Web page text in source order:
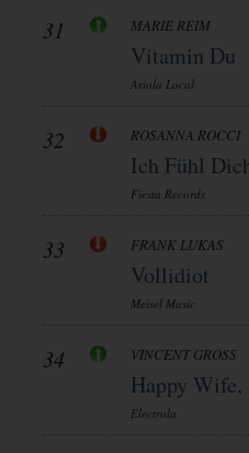
31 MARIE REIM
Vitamin Du
Ariola Local
32 ROSANNA ROCCI
Ich Fühl
Fiesta Records
33 FRANK LUKAS
Vollidiot
Meisel Music
34 VINCENT GROSS
Happy
Electrola